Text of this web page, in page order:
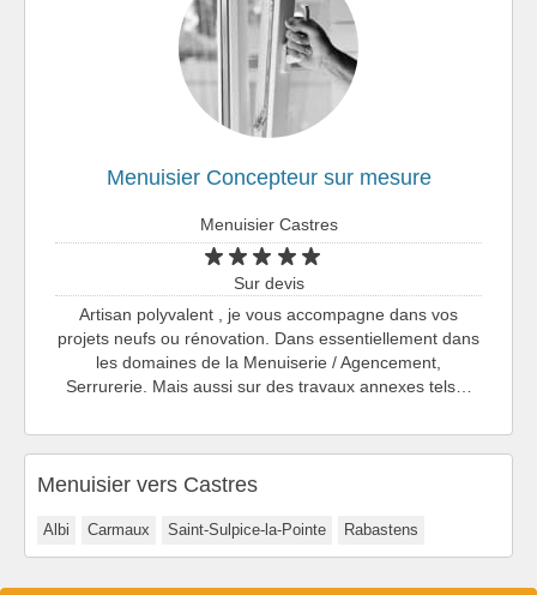
Menuisier Concepteur sur mesure
Menuisier Castres
Sur devis
Artisan polyvalent , je vous accompagne dans vos
projets neufs ou rénovation. Dans essentiellement dans
les domaines de la Menuiserie / Agencement,
Serrurerie. Mais aussi sur des travaux annexes tels…
Menuisier vers Castres
Albi Carmaux Saint-Sulpice-la-Pointe Rabastens